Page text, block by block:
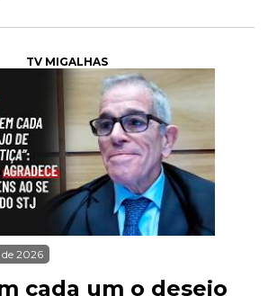
TV MIGALHAS
2026
cada um o desejo